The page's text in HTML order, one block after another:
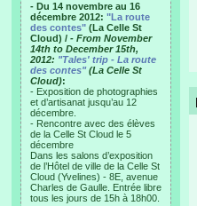
- Du 14 novembre au 16
décembre 2012: "La route
des contes" (La Celle St
Cloud) / - From November
14th to December 15th,
2012: "Tales' trip - La route
des contes"(La Celle St
Cloud):
- Exposition de photographies
et d’artisanat jusqu’au 12
décembre.
- Rencontre avec des élèves
de la Celle St Cloud le 5
décembre
Dans les salons d’exposition
de l’Hôtel de ville de la Celle St
Cloud (Yvelines) - 8E, avenue
Charles de Gaulle. Entrée libre
tous les jours de 15h à 18h00.